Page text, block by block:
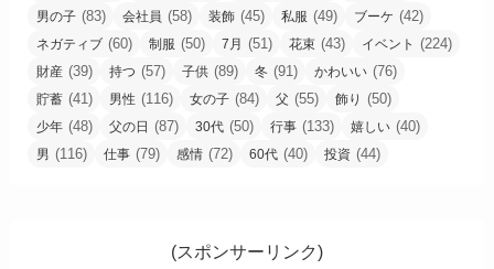
男の子 (83) 会社員 (58) 装飾 (45) 私服 (49) ブーケ (42)
ネガティブ (60) 制服 (50) 7月 (51) 花束 (43) イベント (224)
財産 (39) 持つ (57) 子供 (89) 冬 (91) かわいい (76)
貯蓄 (41) 男性 (116) 女の子 (84) 父 (55) 飾り (50)
少年 (48) 父の日 (87) 30代 (50) 行事 (133) 嬉しい (40)
男 (116) 仕事 (79) 感情 (72) 60代 (40) 投資 (44)
(スポンサーリンク)